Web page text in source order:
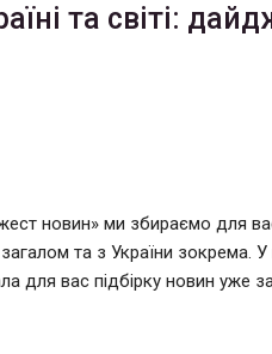
та світі:
новин» ми збираємо для вас
та з України зокрема.
для вас підбірку новин уже